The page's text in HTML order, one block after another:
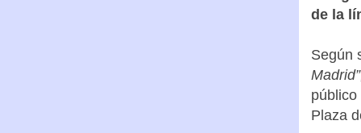
La
de la
Según